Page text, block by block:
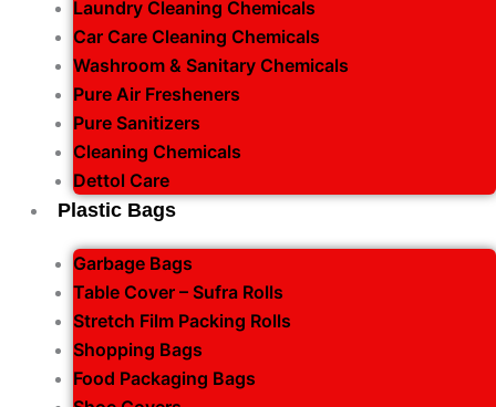
Laundry Cleaning Chemicals
Car Care Cleaning Chemicals
Washroom & Sanitary Chemicals
Pure Air Fresheners
Pure Sanitizers
Cleaning Chemicals
Dettol Care
Plastic Bags
Garbage Bags
Table Cover – Sufra Rolls
Stretch Film Packing Rolls
Shopping Bags
Food Packaging Bags